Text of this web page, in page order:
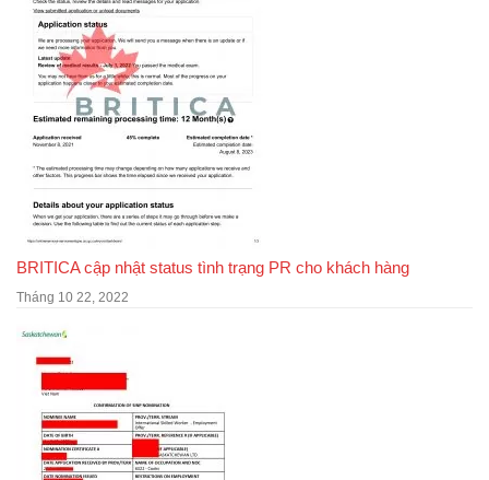
BRITICA cập nhật status tình trạng PR cho khách hàng
Tháng 10 22, 2022